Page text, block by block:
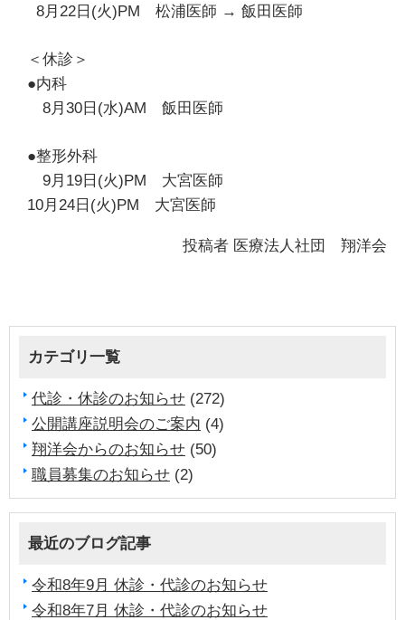
8月22日(火)PM 松浦医師 → 飯田医師
＜休診＞
●内科
8月30日(水)AM 飯田医師
●整形外科
9月19日(火)PM 大宮医師
10月24日(火)PM 大宮医師
投稿者 医療法人社団 翔洋会
カテゴリ一覧
代診・休診のお知らせ (272)
公開講座説明会のご案内 (4)
翔洋会からのお知らせ (50)
職員募集のお知らせ (2)
最近のブログ記事
令和8年9月 休診・代診のお知らせ
令和8年7月 休診・代診のお知らせ